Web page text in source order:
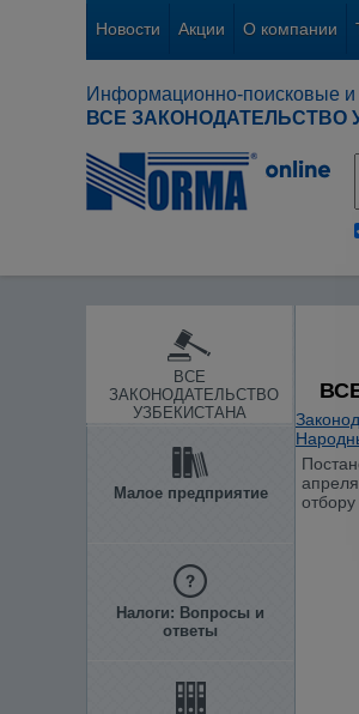
Новости Акции О компании
Информационно-поисковые и
ВСЕ ЗАКОНОДАТЕЛЬСТВО
ВСЕ
ЗАКОНОДАТЕЛЬСТВО
УЗБЕКИСТАНА
Малое предприятие
Налоги: Вопросы и
ответы